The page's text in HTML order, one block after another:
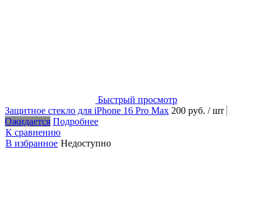
Быстрый просмотр
Защитное стекло для iPhone 16 Pro Max 200 руб. / шт
Ожидается Подробнее
К сравнению
В избранное Недоступно